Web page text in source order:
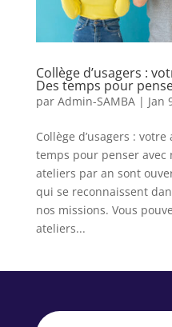
Collège d’usagers :
Des temps pour
par Admin-SAMBA| Jan
Collège d’usagers :
temps pour penser avec
ateliers par an sont
qui se reconnaissent
nos missions. Vous
ateliers...